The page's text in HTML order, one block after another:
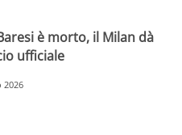
è morto, il Milan dà
ufficiale
2026